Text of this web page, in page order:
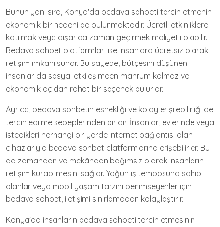
Bunun yanı sıra, Konya'da bedava sohbeti tercih etmenin
ekonomik bir nedeni de bulunmaktadır. Ücretli etkinliklere
katılmak veya dışarıda zaman geçirmek maliyetli olabilir.
Bedava sohbet platformları ise insanlara ücretsiz olarak
iletişim imkanı sunar. Bu sayede, bütçesini düşünen
insanlar da sosyal etkileşimden mahrum kalmaz ve
ekonomik açıdan rahat bir seçenek bulurlar.
Ayrıca, bedava sohbetin esnekliği ve kolay erişilebilirliği de
tercih edilme sebeplerinden biridir. İnsanlar, evlerinde veya
istedikleri herhangi bir yerde internet bağlantısı olan
cihazlarıyla bedava sohbet platformlarına erişebilirler. Bu
da zamandan ve mekândan bağımsız olarak insanların
iletişim kurabilmesini sağlar. Yoğun iş temposuna sahip
olanlar veya mobil yaşam tarzını benimseyenler için
bedava sohbet, iletişimi sınırlamadan kolaylaştırır.
Konya'da insanların bedava sohbeti tercih etmesinin